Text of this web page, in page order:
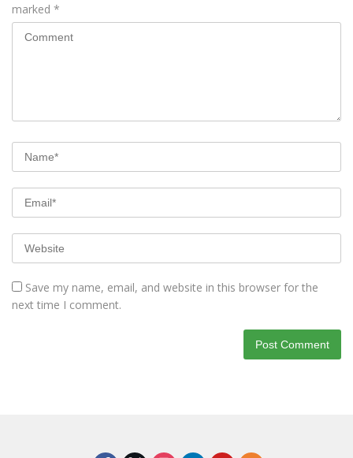
marked *
Save my name, email, and website in this browser for the
next time I comment.